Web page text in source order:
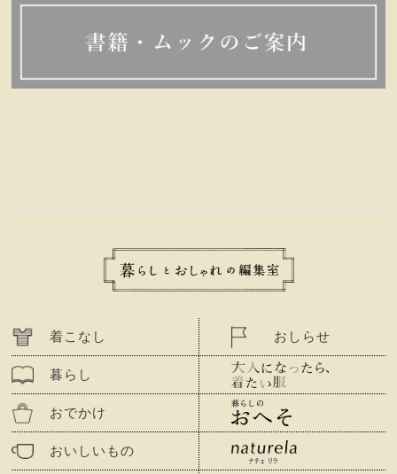
着こなし
暮らし
おでかけ
おいしいもの
おしらせ